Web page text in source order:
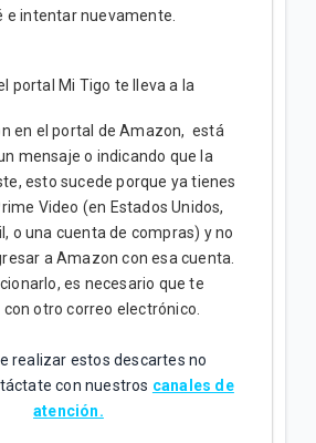
e intentar nuevamente.
portal Mi Tigo te lleva a la
en el portal de Amazon, está
mensaje o indicando que la
esto sucede porque ya tienes
Video (en Estados Unidos,
o una cuenta de compras) y no
a Amazon con esa cuenta.
es necesario que te
otro correo electrónico.
realizar estos descartes no
con nuestros canales de
atención.